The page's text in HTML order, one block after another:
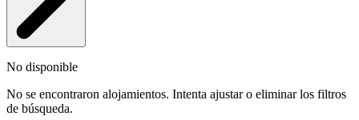
No disponible
No se encontraron alojamientos. Intenta ajustar o eliminar los filtros
de búsqueda.